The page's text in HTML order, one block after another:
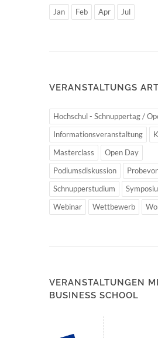
Jan Feb Apr Jul
VERANSTALTUNGS ART
Hochschul - Schnuppertag /
Informationsveranstaltung
Masterclass
Open Day
Podiumsdiskussion
Schnupperstudium
Webinar
Wettbewerb
VERANSTALTUNGEN
BUSINESS SCHOOL